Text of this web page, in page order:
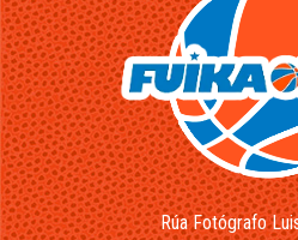
Rúa Fotógrafo